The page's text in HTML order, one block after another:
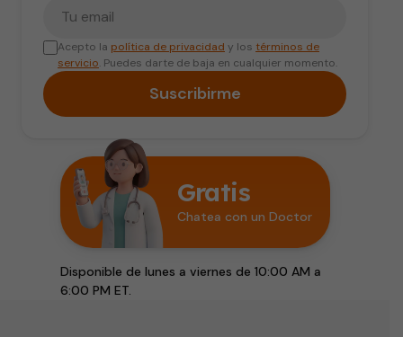
Acepto la política de privacidad y los términos de
servicio. Puedes darte de baja en cualquier momento.
Suscribirme
Gratis
Chatea con un Doctor
Disponible de lunes a viernes de 10:00 AM a
6:00 PM ET.